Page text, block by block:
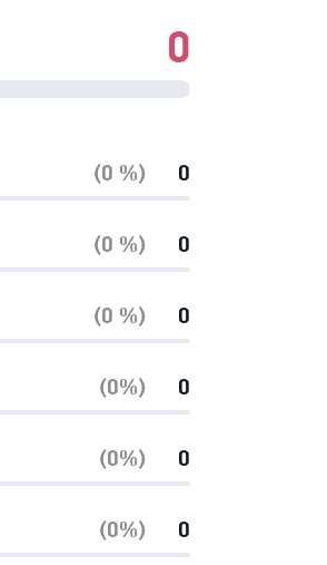
0
(0 %)
0
(0 %)
0
(0 %)
0
(0%)
0
(0%)
0
(0%)
0